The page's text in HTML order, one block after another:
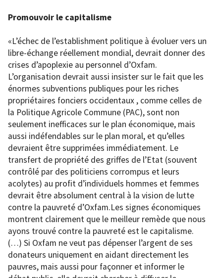
Promouvoir le capitalisme
«L’échec de l’establishment politique à évoluer vers un
libre-échange réellement mondial, devrait donner des
crises d’apoplexie au personnel d’Oxfam.
L’organisation devrait aussi insister sur le fait que les
énormes subventions publiques pour les riches
propriétaires fonciers occidentaux , comme celles de
la Politique Agricole Commune (PAC), sont non
seulement inefficaces sur le plan économique, mais
aussi indéfendables sur le plan moral, et qu’elles
devraient être supprimées immédiatement. Le
transfert de propriété des griffes de l’Etat (souvent
contrôlé par des politiciens corrompus et leurs
acolytes) au profit d’individuels hommes et femmes
devrait être absolument central à la vision de lutte
contre la pauvreté d’Oxfam.Les signes économiques
montrent clairement que le meilleur remède que nous
ayons trouvé contre la pauvreté est le capitalisme.
(…) Si Oxfam ne veut pas dépenser l’argent de ses
donateurs uniquement en aidant directement les
pauvres, mais aussi pour façonner et informer le